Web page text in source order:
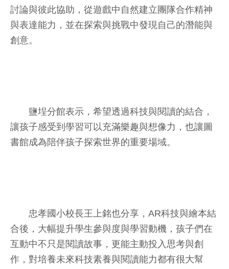
討論與彼此協助，從遊戲中自然建立團隊合作精神
與表達能力，並在探索與挑戰中發現自己的潛能與
創意。
鹽埕分館表示，希望透過科技與閱讀的結合，
讓孩子感受到學習可以充滿樂趣與想像力，也讓圖
書館成為陪伴孩子探索世界的重要場域。
忠孝國小校長王上銘也分享，AR科技與繪本結
合後，大幅提升學生參與度與學習動機，孩子們在
互動中不只是閱讀故事，更能主動投入思考與創
作，對培養未來科技素養與閱讀能力都有很大幫